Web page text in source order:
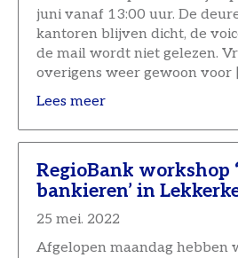
juni vanaf 13:00 uur. De
kantoren blijven dicht, de
de mail wordt niet gelezen.
overigens weer gewoon voor
Lees meer
RegioBank workshop
bankieren’ in
25 mei. 2022
Afgelopen maandag hebben